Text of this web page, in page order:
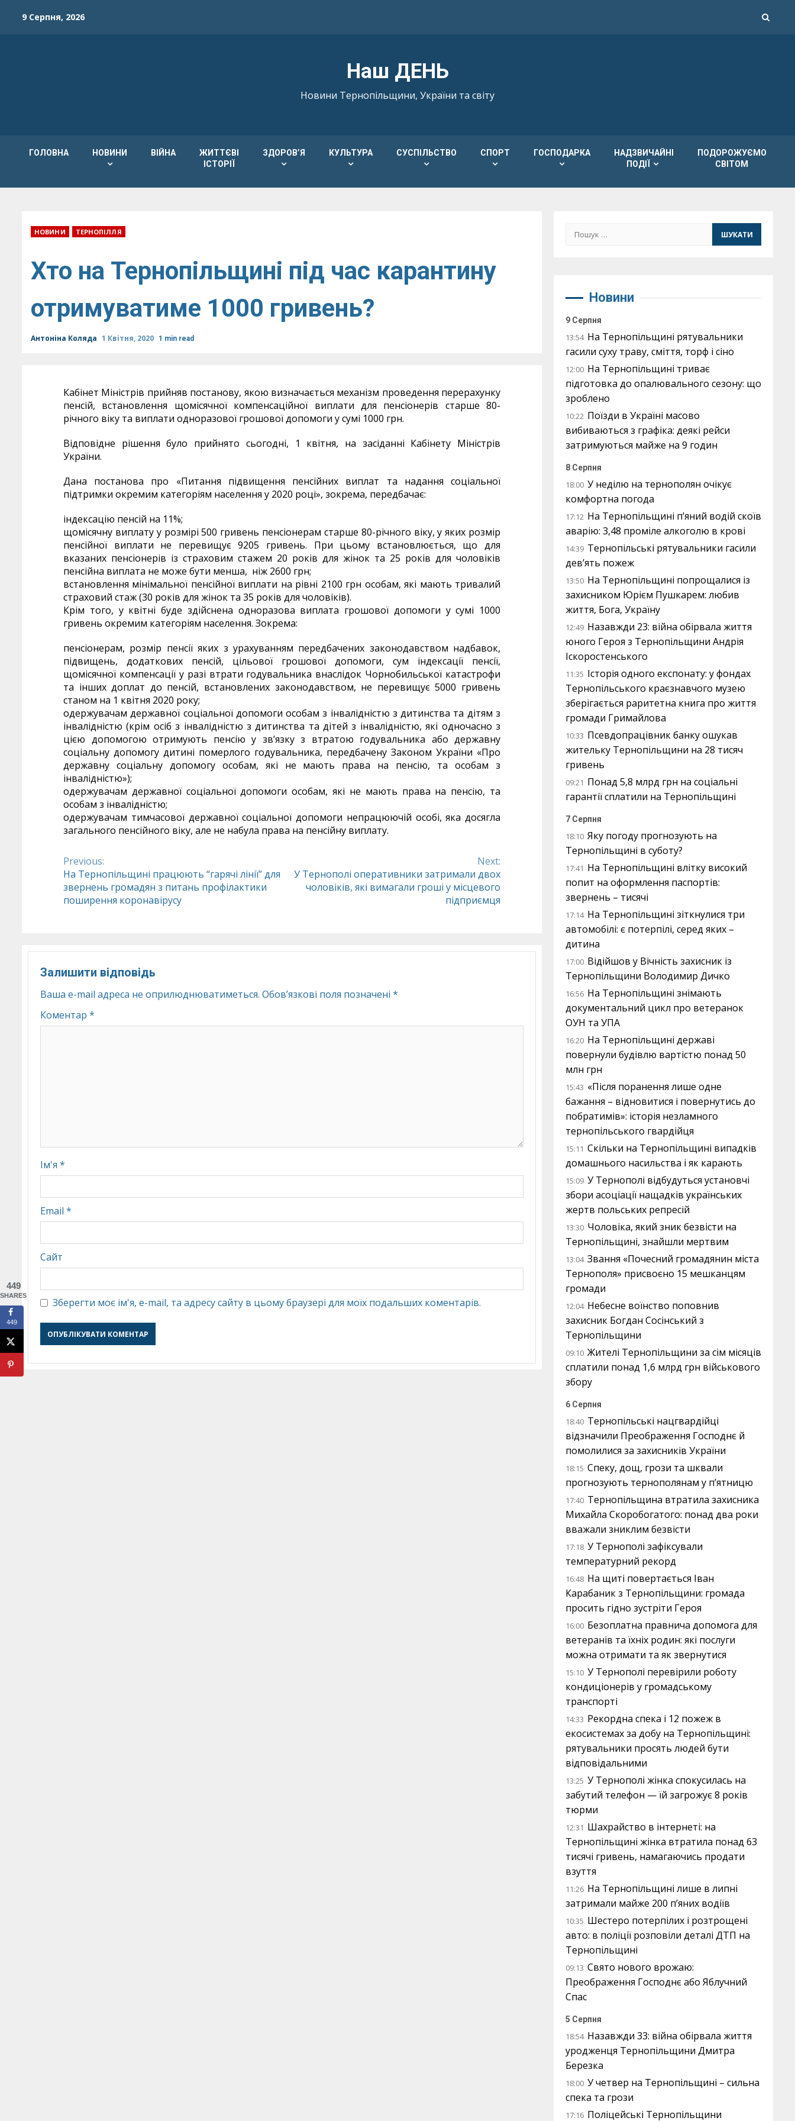
9 Серпня, 2026
Наш ДЕНЬ
Новини Тернопільщини, України та світу
ГОЛОВНА НОВИНИ ВІЙНА
ЖИТТЄВІ
ІСТОРІЇ
ЗДОРОВ’Я КУЛЬТУРА СУСПІЛЬСТВО СПОРТ ГОСПОДАРКА
НАДЗВИЧАЙНІ
ПОДІЇ
ПОДОРОЖУЄМО
СВІТОМ
НОВИНИ ТЕРНОПІЛЛЯ
Хто на Тернопільщині під час карантину
отримуватиме 1000 гривень?
Антоніна Коляда 1 Квітня, 2020 1 min read
Кабінет Міністрів прийняв постанову, якою визначається механізм проведення перерахунку
пенсій, встановлення щомісячної компенсаційної виплати для пенсіонерів старше 80-
річного віку та виплати одноразової грошової допомоги у сумі 1000 грн.
Відповідне рішення було прийнято сьогодні, 1 квітня, на засіданні Кабінету Міністрів
України.
Дана постанова про «Питання підвищення пенсійних виплат та надання соціальної
підтримки окремим категоріям населення у 2020 році», зокрема, передбачає:
індексацію пенсій на 11%;
щомісячну виплату у розмірі 500 гривень пенсіонерам старше 80-річного віку, у яких розмір
пенсійної виплати не перевищує 9205 гривень. При цьому встановлюється, що для
вказаних пенсіонерів із страховим стажем 20 років для жінок та 25 років для чоловіків
пенсійна виплата не може бути менша, ніж 2600 грн;
встановлення мінімальної пенсійної виплати на рівні 2100 грн особам, які мають тривалий
страховий стаж (30 років для жінок та 35 років для чоловіків).
Крім того, у квітні буде здійснена одноразова виплата грошової допомоги у сумі 1000
гривень окремим категоріям населення. Зокрема:
пенсіонерам, розмір пенсії яких з урахуванням передбачених законодавством надбавок,
підвищень, додаткових пенсій, цільової грошової допомоги, сум індексації пенсії,
щомісячної компенсації у разі втрати годувальника внаслідок Чорнобильської катастрофи
та інших доплат до пенсій, встановлених законодавством, не перевищує 5000 гривень
станом на 1 квітня 2020 року;
одержувачам державної соціальної допомоги особам з інвалідністю з дитинства та дітям з
інвалідністю (крім осіб з інвалідністю з дитинства та дітей з інвалідністю, які одночасно з
цією допомогою отримують пенсію у зв’язку з втратою годувальника або державну
соціальну допомогу дитині померлого годувальника, передбачену Законом України «Про
державну соціальну допомогу особам, які не мають права на пенсію, та особам з
інвалідністю»);
одержувачам державної соціальної допомоги особам, які не мають права на пенсію, та
особам з інвалідністю;
одержувачам тимчасової державної соціальної допомоги непрацюючій особі, яка досягла
загального пенсійного віку, але не набула права на пенсійну виплату.
Continue
Reading
Previous:
На Тернопільщині працюють “гарячі лінії” для
звернень громадян з питань профілактики
поширення коронавірусу
Next:
У Тернополі оперативники затримали двох
чоловіків, які вимагали гроші у місцевого
підприємця
Залишити відповідь
Ваша e-mail адреса не оприлюднюватиметься. Обов’язкові поля позначені *
Коментар *
Ім'я *
Email *
Сайт
Зберегти моє ім'я, e-mail, та адресу сайту в цьому браузері для моїх подальших коментарів.
Пошук:
Новини
9 Серпня
13:54 На Тернопільщині рятувальники
гасили суху траву, сміття, торф і сіно
12:00 На Тернопільщині триває
підготовка до опалювального сезону: що
зроблено
10:22 Поїзди в Україні масово
вибиваються з графіка: деякі рейси
затримуються майже на 9 годин
8 Серпня
18:00 У неділю на тернополян очікує
комфортна погода
17:12 На Тернопільщині п’яний водій скоїв
аварію: 3,48 проміле алкоголю в крові
14:39 Тернопільські рятувальники гасили
дев’ять пожеж
13:50 На Тернопільщині попрощалися із
захисником Юрієм Пушкарем: любив
життя, Бога, Україну
12:49 Назавжди 23: війна обірвала життя
юного Героя з Тернопільщини Андрія
Іскоростенського
11:35 Історія одного експонату: у фондах
Тернопільського краєзнавчого музею
зберігається раритетна книга про життя
громади Гримайлова
10:33 Псевдопрацівник банку ошукав
жительку Тернопільщини на 28 тисяч
гривень
09:21 Понад 5,8 млрд грн на соціальні
гарантії сплатили на Тернопільщині
7 Серпня
18:10 Яку погоду прогнозують на
Тернопільщині в суботу?
17:41 На Тернопільщині влітку високий
попит на оформлення паспортів:
звернень – тисячі
17:14 На Тернопільщині зіткнулися три
автомобілі: є потерпілі, серед яких –
дитина
17:00 Відійшов у Вічність захисник із
Тернопільщини Володимир Дичко
16:56 На Тернопільщині знімають
документальний цикл про ветеранок
ОУН та УПА
16:20 На Тернопільщині державі
повернули будівлю вартістю понад 50
млн грн
15:43 «Після поранення лише одне
бажання – відновитися і повернутись до
побратимів»: історія незламного
тернопільського гвардійця
15:11 Скільки на Тернопільщині випадків
домашнього насильства і як карають
15:09 У Тернополі відбудуться установчі
збори асоціації нащадків українських
жертв польських репресій
13:30 Чоловіка, який зник безвісти на
Тернопільщині, знайшли мертвим
13:04 Звання «Почесний громадянин міста
Тернополя» присвоєно 15 мешканцям
громади
12:04 Небесне воїнство поповнив
захисник Богдан Сосінський з
Тернопільщини
09:10 Жителі Тернопільщини за сім місяців
сплатили понад 1,6 млрд грн військового
збору
6 Серпня
18:40 Тернопільські нацгвардійці
відзначили Преображення Господнє й
помолилися за захисників України
18:15 Спеку, дощ, грози та шквали
прогнозують тернополянам у п’ятницю
17:40 Тернопільщина втратила захисника
Михайла Скоробогатого: понад два роки
вважали зниклим безвісти
17:18 У Тернополі зафіксували
температурний рекорд
16:48 На щиті повертається Іван
Карабаник з Тернопільщини: громада
просить гідно зустріти Героя
16:00 Безоплатна правнича допомога для
ветеранів та їхніх родин: які послуги
можна отримати та як звернутися
15:10 У Тернополі перевірили роботу
кондиціонерів у громадському
транспорті
14:33 Рекордна спека і 12 пожеж в
екосистемах за добу на Тернопільщині:
рятувальники просять людей бути
відповідальними
13:25 У Тернополі жінка спокусилась на
забутий телефон — їй загрожує 8 років
тюрми
12:31 Шахрайство в інтернеті: на
Тернопільщині жінка втратила понад 63
тисячі гривень, намагаючись продати
взуття
11:26 На Тернопільщині лише в липні
затримали майже 200 п’яних водіїв
10:35 Шестеро потерпілих і розтрощені
авто: в поліції розповіли деталі ДТП на
Тернопільщині
09:13 Свято нового врожаю:
Преображення Господнє або Яблучний
Спас
5 Серпня
18:54 Назавжди 33: війна обірвала життя
уродженця Тернопільщини Дмитра
Березка
18:00 У четвер на Тернопільщині – сильна
спека та грози
17:16 Поліцейські Тернопільщини
449
SHARES
449